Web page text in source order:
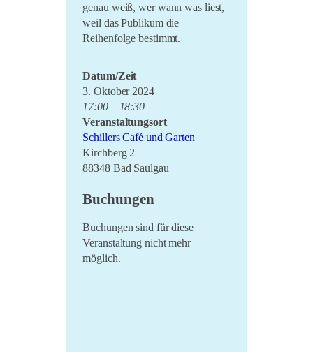
genau weiß, wer wann was liest,
weil das Publikum die
Reihenfolge bestimmt.
Datum/Zeit
3. Oktober 2024
17:00 – 18:30
Veranstaltungsort
Schillers Café und Garten
Kirchberg 2
88348 Bad Saulgau
Buchungen
Buchungen sind für diese
Veranstaltung nicht mehr
möglich.